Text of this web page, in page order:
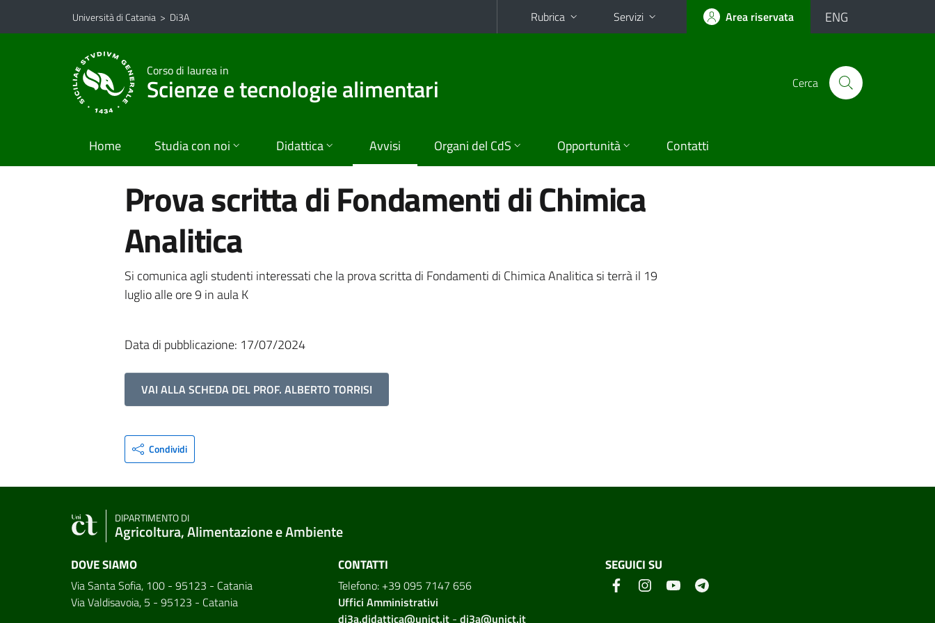
Vai al contenuto principale
Vai al menu di navigazione
Università di Catania > Di3A Rubrica Servizi Area riservata ENG
Corso di laurea in
Scienze e tecnologie alimentari Cerca
Home Studia con noi Didattica Avvisi Organi del CdS Opportunità Contatti
Prova scritta di Fondamenti di Chimica
Analitica
Si comunica agli studenti interessati che la prova scritta di Fondamenti di Chimica Analitica si terrà il 19
luglio alle ore 9 in aula K
Data di pubblicazione: 17/07/2024
VAI ALLA SCHEDA DEL PROF. ALBERTO TORRISI
Condividi
DIPARTIMENTO DI
Agricoltura, Alimentazione e Ambiente
DOVE SIAMO
Via Santa Sofia, 100 - 95123 - Catania
Via Valdisavoia, 5 - 95123 - Catania
CONTATTI
Telefono: +39 095 7147 656
Uffici Amministrativi
di3a.didattica@unict.it- di3a@unict.it
SEGUICI SU